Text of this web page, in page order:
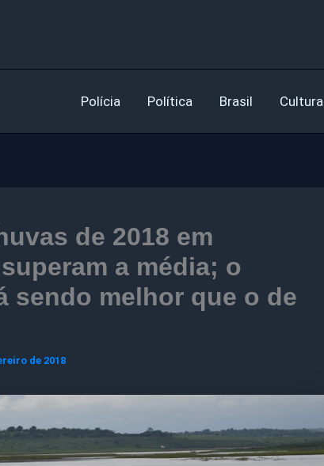
Polícia Política Brasil Cultura
de 2018 em
a média; o
sendo melhor que o de
de 2018